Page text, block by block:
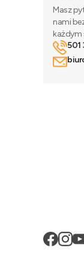
Masz
nami
każdym
501